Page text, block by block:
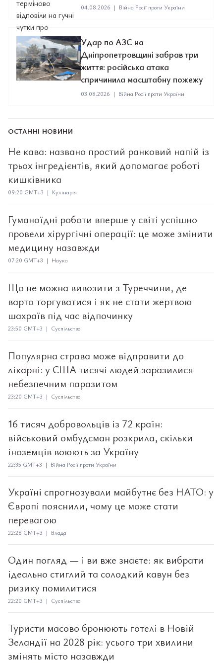
04.08.2026 | Війна Росії проти України
Удар по АЗС на
Дніпропетровщині забрав три
життя: російська атака
спричинила масштабну пожежу
03.08.2026 | Війна Росії проти України
ОСТАННІ НОВИНИ
Не кава: названо простий ранковий напій із
трьох інгредієнтів, який допомагає роботі
кишківника
09:20 GMT+3 | Кулінарія
Гуманоїдні роботи вперше у світі успішно
провели хірургічні операції: це може змінити
медицину назавжди
07:20 GMT+3 | Наука
Що не можна вивозити з Туреччини, де
варто торгуватися і як не стати жертвою
шахраїв під час відпочинку
23:50 GMT+3 | Суспільство
Популярна страва може відправити до
лікарні: у США тисячі людей заразилися
небезпечним паразитом
23:20 GMT+3 | Суспільство
16 тисяч добровольців із 72 країн:
військовий омбудсман розкрила, скільки
іноземців воюють за Україну
22:35 GMT+3 | Війна Росії проти України
Україні спрогнозували майбутнє без НАТО: у
Європі пояснили, чому це може стати
перевагою
22:28 GMT+3 | Влада
Один погляд — і ви вже знаєте: як вибрати
ідеально стиглий та солодкий кавун без
ризику помилитися
22:20 GMT+3 | Суспільство
Туристи масово бронюють готелі в Новій
Зеландії на 2028 рік: усього три хвилини
змінять місто назавжди